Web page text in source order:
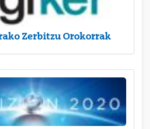
Zerbitzu Orokorrak